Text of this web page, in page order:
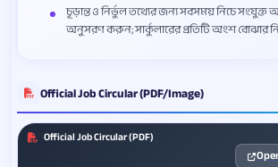
চূড়ান্ত ও নির্ভুল তথ্যের জন্য সবসময় নিচে সংযুক্ত
অনুসরণ করুন; সার্কুলারের প্রতিটি অংশ বোঝার
Official Job Circular (PDF/Image)
Official Job Circular (PDF)